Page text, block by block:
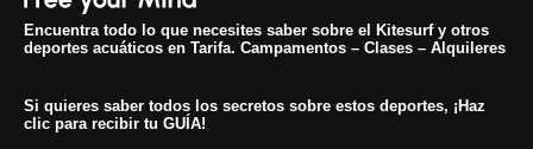
Encuentra todo lo que necesites saber sobre el Kitesurf y otros
deportes acuáticos en Tarifa. Campamentos – Clases – Alquileres
Si quieres saber todos los secretos sobre estos deportes, ¡Haz
clic para recibir tu GUÍA!